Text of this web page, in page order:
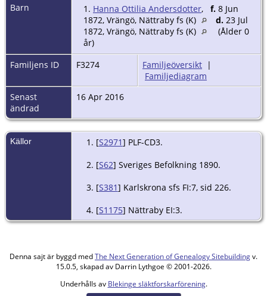
Barn
1. Hanna Ottilia Andersdotter, f. 8 Jun
1872, Vrängö, Nättraby fs (K)
d. 23 Jul
1872, Vrängö, Nättraby fs (K)
(Ålder 0
år)
Familjens ID
F3274 Familjeöversikt |
Familjediagram
Senast
ändrad
16 Apr 2016
Källor [S2971] PLF-CD3.
[S62] Sveriges Befolkning 1890.
[S381] Karlskrona sfs FI:7, sid 226.
[S1175] Nättraby EI:3.
Denna sajt är byggd medThe Next Generation of Genealogy Sitebuildingv.
15.0.5, skapad av Darrin Lythgoe © 2001-2026.
Underhålls av Blekinge släktforskarförening.